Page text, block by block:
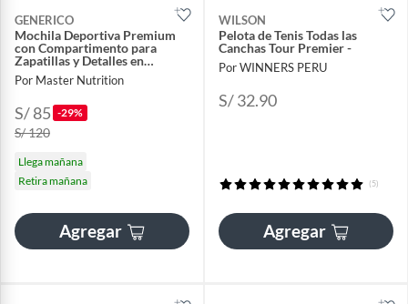
GENERICO
Mochila Deportiva Premium
con Compartimento para
Zapatillas y Detalles en
Lentejuelas Oro Rosa
Por Master Nutrition
S/ 85 -29%
S/ 120
Llega mañana
Retira mañana
Agregar
WILSON
Pelota de Tenis Todas las
Canchas Tour Premier -
Por WINNERS PERU
S/ 32.90
(5)
Agregar